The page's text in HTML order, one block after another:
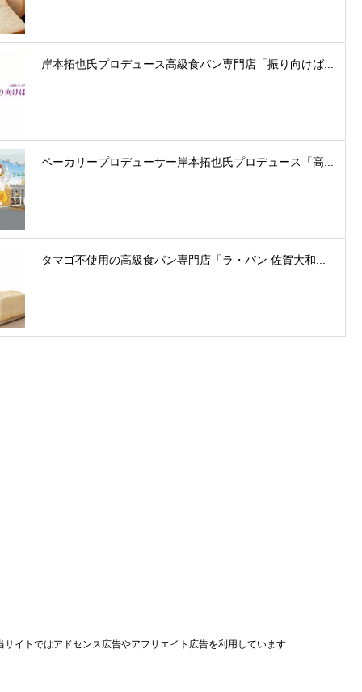
岸本拓也氏プロデュース高級食パン専門店「振り向けば...
ベーカリープロデューサー岸本拓也氏プロデュース「高...
タマゴ不使用の高級食パン専門店「ラ・パン 佐賀大和...
サイトではアドセンス広告やアフリエイト広告を利用しています